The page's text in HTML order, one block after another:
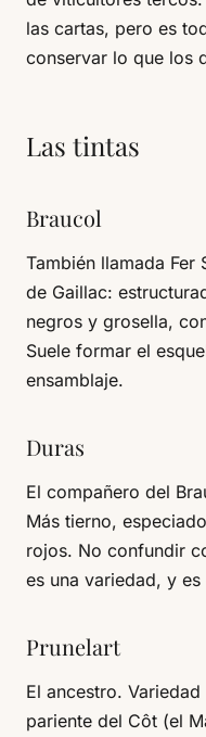
las cartas, pero es
conservar lo que los
Las tintas
Braucol
También llamada
de Gaillac:
negros y grosella,
Suele formar el
ensamblaje.
Duras
El compañero del
Más tierno,
rojos. No confundir
es una variedad, y
Prunelart
El ancestro.
pariente del Côt (el